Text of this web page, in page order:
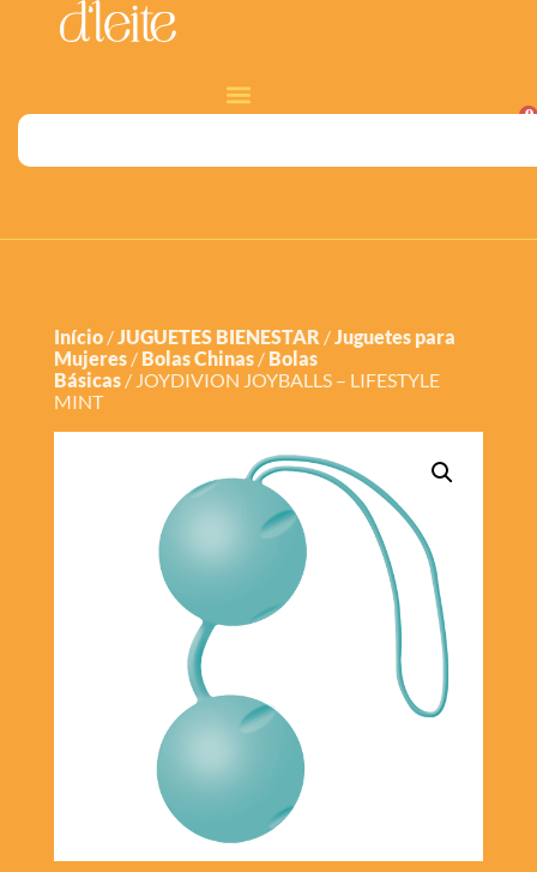
0
Início/ JUGUETES BIENESTAR / Juguetes para
Mujeres/ Bolas Chinas/ Bolas
Básicas/ JOYDIVION JOYBALLS – LIFESTYLE
MINT